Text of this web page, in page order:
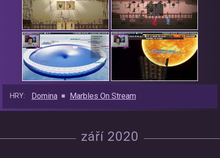
HRY: Domina Marbles On Stream
září 2020